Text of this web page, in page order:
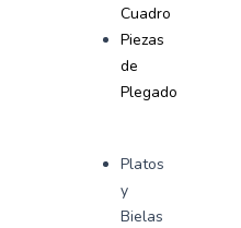
Cuadro
Piezas
de
Plegado
Platos
y
Bielas